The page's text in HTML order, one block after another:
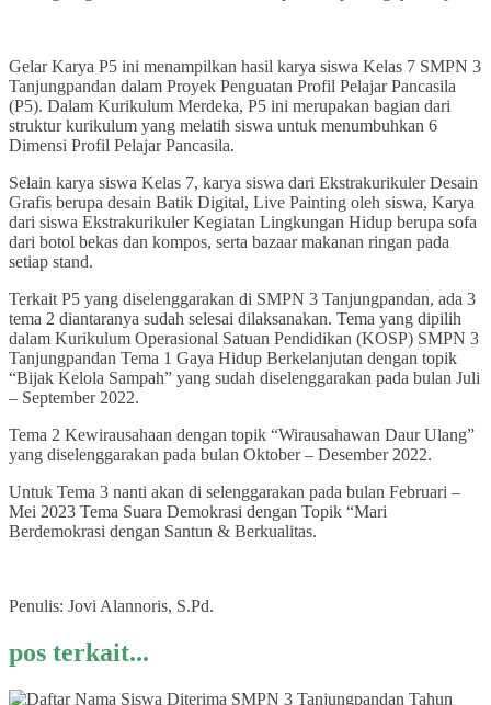
Gelar Karya P5 ini menampilkan hasil karya siswa Kelas 7 SMPN 3
Tanjungpandan dalam Proyek Penguatan Profil Pelajar Pancasila
(P5). Dalam Kurikulum Merdeka, P5 ini merupakan bagian dari
struktur kurikulum yang melatih siswa untuk menumbuhkan 6
Dimensi Profil Pelajar Pancasila.
Selain karya siswa Kelas 7, karya siswa dari Ekstrakurikuler Desain
Grafis berupa desain Batik Digital, Live Painting oleh siswa, Karya
dari siswa Ekstrakurikuler Kegiatan Lingkungan Hidup berupa sofa
dari botol bekas dan kompos, serta bazaar makanan ringan pada
setiap stand.
Terkait P5 yang diselenggarakan di SMPN 3 Tanjungpandan, ada 3
tema 2 diantaranya sudah selesai dilaksanakan. Tema yang dipilih
dalam Kurikulum Operasional Satuan Pendidikan (KOSP) SMPN 3
Tanjungpandan Tema 1 Gaya Hidup Berkelanjutan dengan topik
“Bijak Kelola Sampah” yang sudah diselenggarakan pada bulan Juli
– September 2022.
Tema 2 Kewirausahaan dengan topik “Wirausahawan Daur Ulang”
yang diselenggarakan pada bulan Oktober – Desember 2022.
Untuk Tema 3 nanti akan di selenggarakan pada bulan Februari –
Mei 2023 Tema Suara Demokrasi dengan Topik “Mari
Berdemokrasi dengan Santun & Berkualitas.
Penulis: Jovi Alannoris, S.Pd.
pos terkait...